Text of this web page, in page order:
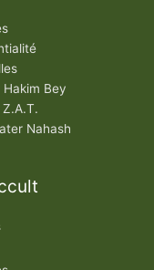
Bey
Nahash